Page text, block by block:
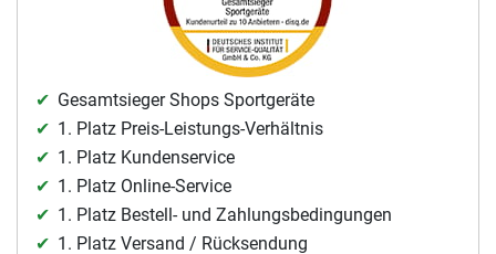
Gesamtsieger Shops Sportgeräte
1. Platz Preis-Leistungs-Verhältnis
1. Platz Kundenservice
1. Platz Online-Service
1. Platz Bestell- und Zahlungsbedingungen
1. Platz Versand / Rücksendung